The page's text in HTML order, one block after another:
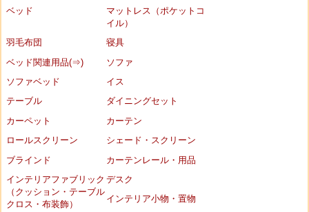
ベッド
マットレス（ポケットコ
イル）
羽毛布団
寝具
ベッド関連用品(⇒)
ソファ
ソファベッド
イス
テーブル
ダイニングセット
カーペット
カーテン
ロールスクリーン
シェード・スクリーン
ブラインド
カーテンレール・用品
インテリアファブリック
（クッション・テーブル
クロス・布装飾）
デスク
インテリア小物・置物